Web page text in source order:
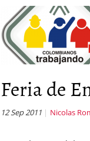
Feria de
12 Sep 2011 Nicolas